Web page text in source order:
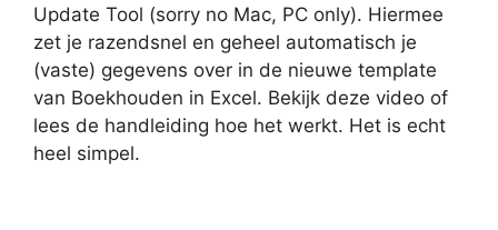
Update Tool (sorry no Mac, PC only). Hiermee
zet je razendsnel en geheel automatisch je
(vaste) gegevens over in de nieuwe template
van Boekhouden in Excel. Bekijk deze video of
lees de handleiding hoe het werkt. Het is echt
heel simpel.